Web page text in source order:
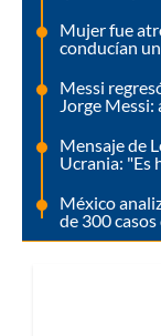
Mujer fue
conducían
Messi
Jorge Messi:
Mensaje de
Ucrania: "Es
México
de 300 casos